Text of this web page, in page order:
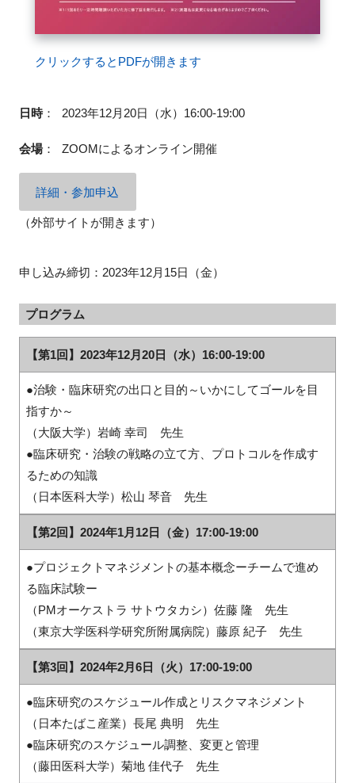
クリックするとPDFが開きます
日時： 2023年12⽉20⽇（水）16:00-19:00
会場： ZOOMによるオンライン開催
詳細・参加申込
（外部サイトが開きます）
申し込み締切：2023年12月15日（金）
プログラム
【第1回】2023年12⽉20⽇（水）16:00-19:00
●治験・臨床研究の出口と目的～いかにしてゴールを目
指すか～
（大阪大学）岩崎 幸司 先生
●臨床研究・治験の戦略の立て方、プロトコルを作成す
るための知識
（日本医科大学）松山 琴音 先生
【第2回】2024年1⽉12⽇（金）17:00-19:00
●プロジェクトマネジメントの基本概念ーチームで進め
る臨床試験ー
（PMオーケストラ サトウタカシ）佐藤 隆 先生
（東京大学医科学研究所附属病院）藤原 紀子 先生
【第3回】2024年2⽉6⽇（火）17:00-19:00
●臨床研究のスケジュール作成とリスクマネジメント
（日本たばこ産業）長尾 典明 先生
●臨床研究のスケジュール調整、変更と管理
（藤田医科大学）菊地 佳代子 先生